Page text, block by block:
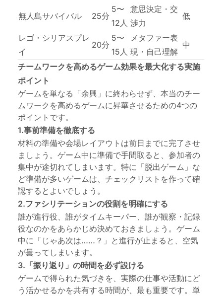
無人島サバイバル 25分
5〜
12人
意思決定・交
渉力
低
レゴ・シリアスプレ
イ
20分
5〜
15人
メタファー表
現・自己理解
中
チームワークを高めるゲーム効果を最大化する実施
ポイント
ゲームを単なる「余興」に終わらせず、本当のチー
ムワークを高めるゲームに昇華させるための4つの
ポイントです。
1.事前準備を徹底する
材料の準備や会場レイアウトは前日までに完了させ
ましょう。ゲーム中に準備で手間取ると、参加者の
集中が途切れてしまいます。特に「脱出ゲーム」な
ど準備が多いゲームは、チェックリストを作って確
認するとよいでしょう。
2.ファシリテーションの役割を明確にする
誰が進行役、誰がタイムキーパー、誰が観察・記録
役なのかをあらかじめ決めておきましょう。ゲーム
中に「じゃあ次は……？」と進行が止まると、空気
が曇ってしまいます。
3.「振り返り」の時間を必ず設ける
ゲームで得られた気づきを、実際の仕事や活動にど
う活かせるかを共有する時間が、最も重要です。単